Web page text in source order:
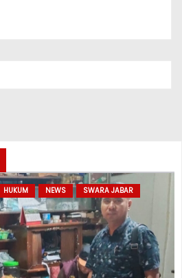
HUKUM NEWS
SWARA JABAR